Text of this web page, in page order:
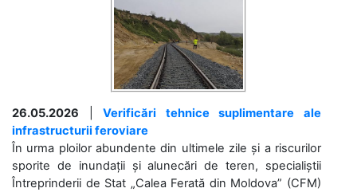
26.05.2026 |Verificări tehnice suplimentare ale
infrastructurii feroviare
În urma ploilor abundente din ultimele zile și a riscurilor
sporite de inundații și alunecări de teren, specialiștii
Întreprinderii de Stat „Calea Ferată din Moldova” (CFM)